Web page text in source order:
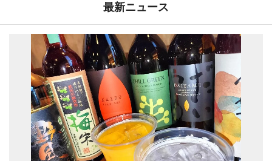
最新ニュース